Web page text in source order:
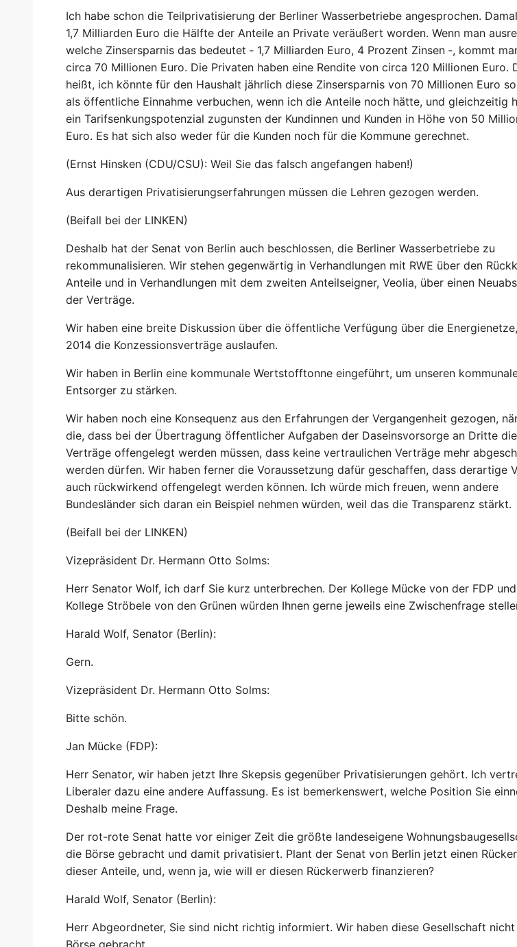
Ich habe schon die Teilprivatisierung der Berliner Wasserbetriebe angesprochen.
1,7 Milliarden Euro die Hälfte der Anteile an Private veräußert worden. Wenn man
welche Zinsersparnis das bedeutet ‑ 1,7 Milliarden Euro, 4 Prozent Zinsen ‑, kommt
circa 70 Millionen Euro. Die Privaten haben eine Rendite von circa 120 Millionen Euro.
heißt, ich könnte für den Haushalt jährlich diese Zinsersparnis von 70 Millionen Euro
als öffentliche Einnahme verbuchen, wenn ich die Anteile noch hätte, und gleichzeitig
ein Tarifsenkungspotenzial zugunsten der Kundinnen und Kunden in Höhe von 50
Euro. Es hat sich also weder für die Kunden noch für die Kommune gerechnet.
(Ernst Hinsken (CDU/CSU): Weil Sie das falsch angefangen haben!)
Aus derartigen Privatisierungserfahrungen müssen die Lehren gezogen werden.
(Beifall bei der LINKEN)
Deshalb hat der Senat von Berlin auch beschlossen, die Berliner Wasserbetriebe zu
rekommunalisieren. Wir stehen gegenwärtig in Verhandlungen mit RWE über den
Anteile und in Verhandlungen mit dem zweiten Anteilseigner, Veolia, über einen
der Verträge.
Wir haben eine breite Diskussion über die öffentliche Verfügung über die
2014 die Konzessionsverträge auslaufen.
Wir haben in Berlin eine kommunale Wertstofftonne eingeführt, um unseren
Entsorger zu stärken.
Wir haben noch eine Konsequenz aus den Erfahrungen der Vergangenheit gezogen,
die, dass bei der Übertragung öffentlicher Aufgaben der Daseinsvorsorge an Dritte die
Verträge offengelegt werden müssen, dass keine vertraulichen Verträge mehr
werden dürfen. Wir haben ferner die Voraussetzung dafür geschaffen, dass derartige
auch rückwirkend offengelegt werden können. Ich würde mich freuen, wenn andere
Bundesländer sich daran ein Beispiel nehmen würden, weil das die Transparenz stärkt.
(Beifall bei der LINKEN)
Vizepräsident Dr. Hermann Otto Solms:
Herr Senator Wolf, ich darf Sie kurz unterbrechen. Der Kollege Mücke von der FDP
Kollege Ströbele von den Grünen würden Ihnen gerne jeweils eine Zwischenfrage
Harald Wolf, Senator (Berlin):
Gern.
Vizepräsident Dr. Hermann Otto Solms:
Bitte schön.
Jan Mücke (FDP):
Herr Senator, wir haben jetzt Ihre Skepsis gegenüber Privatisierungen gehört. Ich
Liberaler dazu eine andere Auffassung. Es ist bemerkenswert, welche Position Sie
Deshalb meine Frage.
Der rot-rote Senat hatte vor einiger Zeit die größte landeseigene
die Börse gebracht und damit privatisiert. Plant der Senat von Berlin jetzt einen
dieser Anteile, und, wenn ja, wie will er diesen Rückerwerb finanzieren?
Harald Wolf, Senator (Berlin):
Herr Abgeordneter, Sie sind nicht richtig informiert. Wir haben diese Gesellschaft